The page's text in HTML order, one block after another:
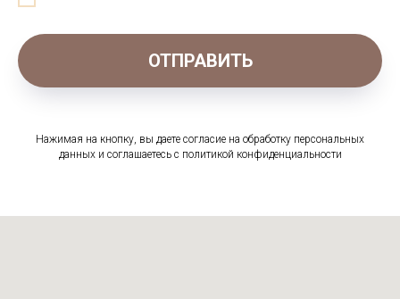
ОТПРАВИТЬ
Нажимая на кнопку, вы даете согласие на обработку персональных
данных и соглашаетесь c политикой конфиденциальности